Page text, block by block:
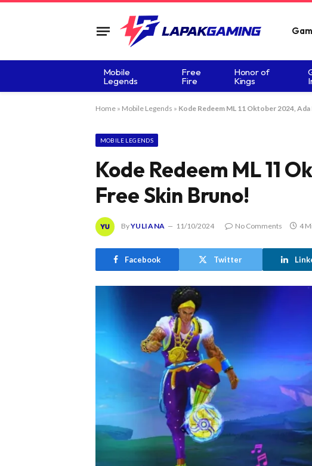
Mobile
Legends
Free
Fire
Honor of
Kings
Home» Mobile Legends » Kode Redeem ML 11 Oktober 2024,
MOBILE LEGENDS
Kode Redeem ML 11
Free Skin Bruno!
ByYULIANA 11/10/2024 No Comments 4
Facebook Twitter